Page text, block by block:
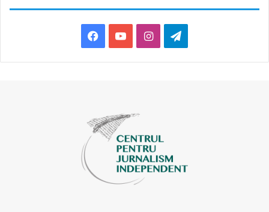
Facebook
YouTubeInstagramTelegram